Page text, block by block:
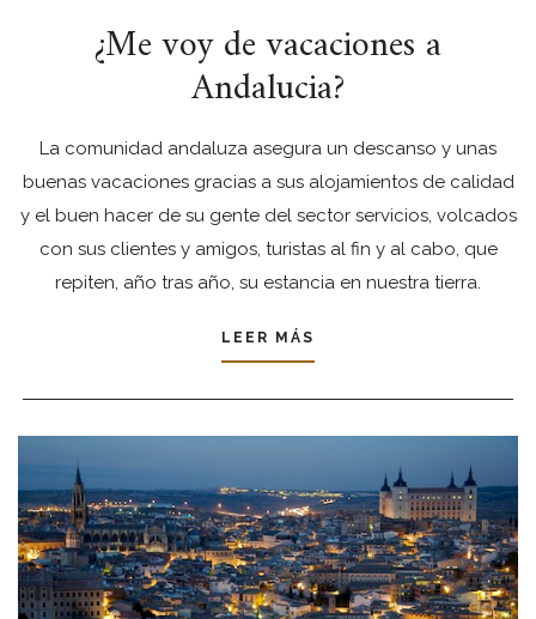
¿Me voy de vacaciones a
Andalucia?
La comunidad andaluza asegura un descanso y unas
buenas vacaciones gracias a sus alojamientos de calidad
y el buen hacer de su gente del sector servicios, volcados
con sus clientes y amigos, turistas al fin y al cabo, que
repiten, año tras año, su estancia en nuestra tierra.
LEER MÁS